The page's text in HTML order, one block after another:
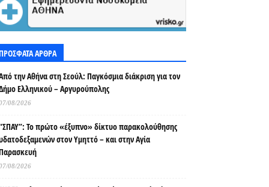
ΑΡΘΡΑ
την Αθήνα στη Σεούλ: Παγκόσμια διάκριση για τον
Ελληνικού – Αργυρούπολης
08/2026
Το πρώτο «έξυπνο» δίκτυο παρακολούθησης
στον Υμηττό – και στην Αγία
08/2026